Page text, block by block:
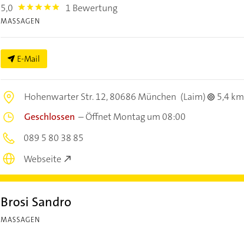
5,0 5.0 1 Bewertung
MASSAGEN
E-Mail
Hohenwarter Str. 12,80686 München (Laim)
5,4 km
Geschlossen –Öffnet Montag um 08:00
089 5 80 38 85
Webseite
Brosi Sandro
MASSAGEN